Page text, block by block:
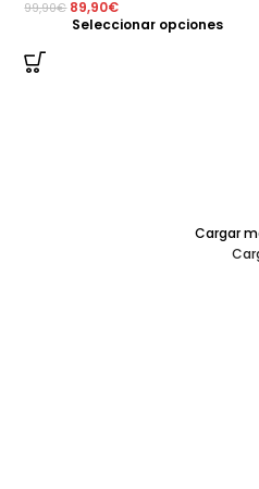
99,90€ 89,90€
Seleccionar opciones
Cargar